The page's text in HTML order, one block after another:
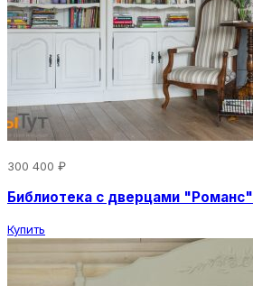
300 400 ₽
Библиотека с дверцами "Романс"
Купить